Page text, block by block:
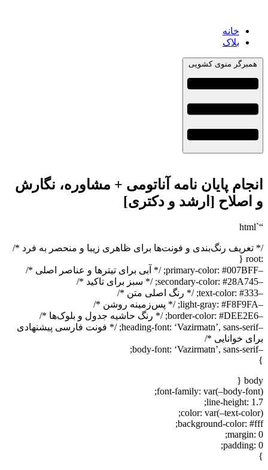
خانه
بلاک
همبرگر منوی کشویی
انجام پایان نامه آناتومی + مشاوره، نگارش
و اصلاح [ارشد و دکتری]
“`html
/* تعریف رنگ‌بندی و فونت‌ها برای ظاهری زیبا و منحصر به فرد */
:root {
–primary-color: #007BFF; /* آبی برای تیترها و عناصر اصلی */
–secondary-color: #28A745; /* سبز برای تاکید */
–text-color: #333; /* رنگ اصلی متن */
–light-gray: #F8F9FA; /* پس‌زمینه روشن */
–border-color: #DEE2E6; /* رنگ حاشیه جدول و بلوک‌ها */
–heading-font: ‘Vazirmatn’, sans-serif; /* فونت فارسی پیشنهادی
برای خوانایی */
–body-font: ‘Vazirmatn’, sans-serif;
}
body {
font-family: var(–body-font);
line-height: 1.7;
color: var(–text-color);
background-color: #fff;
margin: 0;
padding: 0;
}